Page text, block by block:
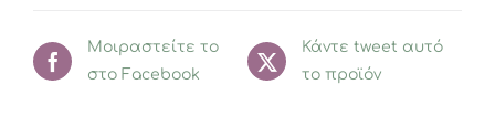
Μοιραστείτε το
στο Facebook
Κάντε tweet αυτό
το προϊόν